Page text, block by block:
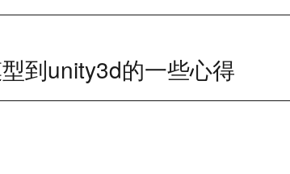
到unity3d的一些心得